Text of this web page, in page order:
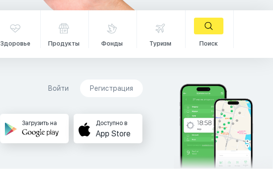
Здоровье Продукты Фонды Туризм Поиск
Войти Регистрация
Загрузить на Доступно в
App Store